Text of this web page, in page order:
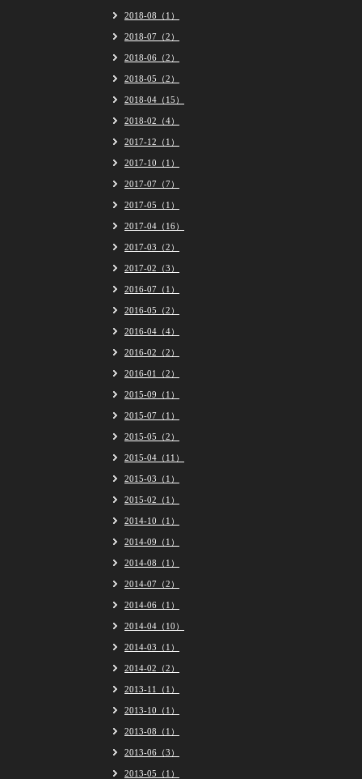
2018-08（1）
2018-07（2）
2018-06（2）
2018-05（2）
2018-04（15）
2018-02（4）
2017-12（1）
2017-10（1）
2017-07（7）
2017-05（1）
2017-04（16）
2017-03（2）
2017-02（3）
2016-07（1）
2016-05（2）
2016-04（4）
2016-02（2）
2016-01（2）
2015-09（1）
2015-07（1）
2015-05（2）
2015-04（11）
2015-03（1）
2015-02（1）
2014-10（1）
2014-09（1）
2014-08（1）
2014-07（2）
2014-06（1）
2014-04（10）
2014-03（1）
2014-02（2）
2013-11（1）
2013-10（1）
2013-08（1）
2013-06（3）
2013-05（1）